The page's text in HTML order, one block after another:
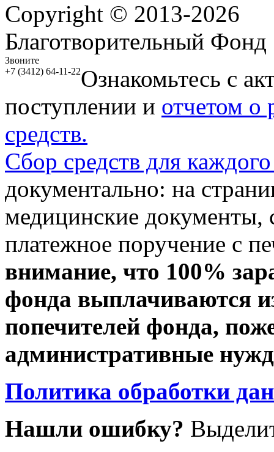
Copyright © 2013-2026
Благотворительный
Звоните
+7 (3412) 64-11-22Ознакомьтесь с
поступлении и отчетом о
средств.
Сбор средств для
документально: на
медицинские документы,
платежное поручение с
внимание, что 100%
фонда выплачиваются
попечителей фонда,
административные
Политика обработки
Нашли ошибку?